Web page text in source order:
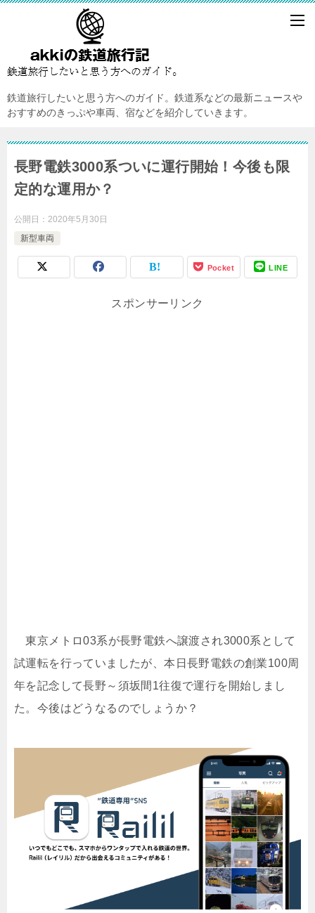
鉄道旅行したいと思う方へのガイド。鉄道系などの最新ニュースや
おすすめのきっぷや車両、宿などを紹介していきます。
長野電鉄3000系ついに運行開始！今後も限
定的な運用か？
公開日： 2020年5月30日
新型車両
Pocket LINE
スポンサーリンク
東京メトロ03系が長野電鉄へ譲渡され3000系として
試運転を行っていましたが、本日長野電鉄の創業100周
年を記念して長野～須坂間1往復で運行を開始しまし
た。今後はどうなるのでしょうか？